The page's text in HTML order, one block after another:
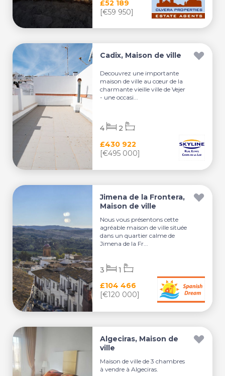
£52 189
[€59 950]
Cadix, Maison de ville
Decouvrez une importante
maison de ville au cœur de la
charmante vieille ville de Vejer
- une occasi...
£430 922
[€495 000]
4 2
Jimena de la Frontera,
Maison de ville
Nous vous présentons cette
agréable maison de ville située
dans un quartier calme de
Jimena de la Fr...
£104 466
[€120 000]
3 1
Algeciras, Maison de
ville
Maison de ville de 3 chambres
à vendre à Algeciras.